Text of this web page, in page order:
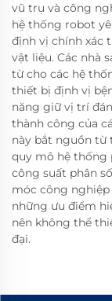
vũ trụ và công
hệ thống robot
định vị chính xác
vật liệu. Các nhà
từ cho các hệ
thiết bị định vị
năng giữ vị trí
thành công của
này bắt nguồn từ
quy mô hệ thống
công suất phân
móc công
những ưu điểm
nên không thể
đại.